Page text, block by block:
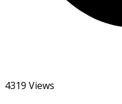
4319 Views